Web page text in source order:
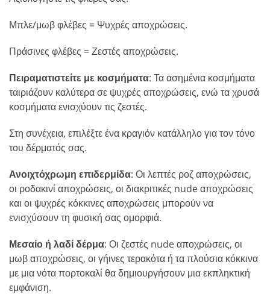
Μπλε/μωβ φλέβες = Ψυχρές αποχρώσεις.
Πράσινες φλέβες = Ζεστές αποχρώσεις.
Πειραματιστείτε με κοσμήματα: Τα ασημένια κοσμήματα
ταιριάζουν καλύτερα σε ψυχρές αποχρώσεις, ενώ τα χρυσά
κοσμήματα ενισχύουν τις ζεστές.
Στη συνέχεια, επιλέξτε ένα κραγιόν κατάλληλο για τον τόνο
του δέρματός σας.
Ανοιχτόχρωμη επιδερμίδα: Οι λεπτές ροζ αποχρώσεις,
οι ροδακινί αποχρώσεις, οι διακριτικές nude αποχρώσεις
και οι ψυχρές κόκκινες αποχρώσεις μπορούν να
ενισχύσουν τη φυσική σας ομορφιά.
Μεσαίο ή λαδί δέρμα: Οι ζεστές nude αποχρώσεις, οι
μωβ αποχρώσεις, οι γήινες τερακότα ή τα πλούσια κόκκινα
με μια νότα πορτοκαλί θα δημιουργήσουν μια εκπληκτική
εμφάνιση.